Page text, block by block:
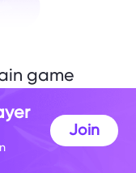
game
Join